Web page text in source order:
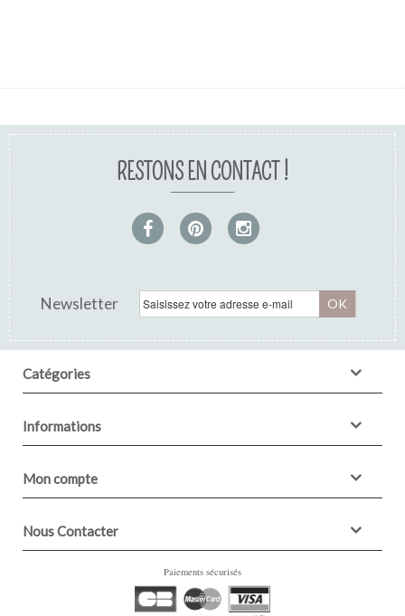
RESTONS EN CONTACT !
Newsletter OK
Catégories
Informations
Mon compte
Nous Contacter
Paiements sécurisés